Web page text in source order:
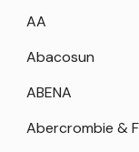
AA
Abacosun
ABENA
Abercrombie &